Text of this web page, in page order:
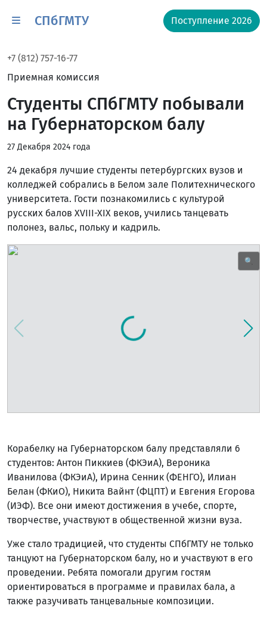
СПбГМТУ Поступление 2026
+7 (812) 757-16-77
Приемная комиссия
Студенты СПбГМТУ побывали
на Губернаторском балу
27 Декабря 2024 года
24 декабря лучшие студенты петербургских вузов и
колледжей собрались в Белом зале Политехнического
университета. Гости познакомились с культурой
русских балов XVIII-XIX веков, учились танцевать
полонез, вальс, польку и кадриль.
🔍
Корабелку на Губернаторском балу представляли 6
студентов: Антон Пиккиев (ФКЭиА), Вероника
Иванилова (ФКЭиА), Ирина Сенник (ФЕНГО), Илиан
Белан (ФКиО), Никита Вайнт (ФЦПТ) и Евгения Егорова
(ИЭФ). Все они имеют достижения в учебе, спорте,
творчестве, участвуют в общественной жизни вуза.
Уже стало традицией, что студенты СПбГМТУ не только
танцуют на Губернаторском балу, но и участвуют в его
проведении. Ребята помогали другим гостям
ориентироваться в программе и правилах бала, а
также разучивать танцевальные композиции.